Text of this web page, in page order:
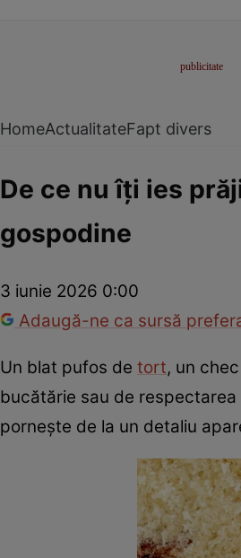
HomeActualitateFapt divers
De ce nu îți ies
gospodine
3 iunie 2026 0:00
Adaugă-ne ca sursă
Un blat pufos de tort, un
bucătărie sau de
pornește de la un detaliu